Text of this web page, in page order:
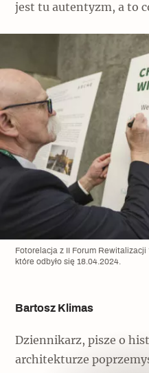
jest tu autentyzm, a to
Fotorelacja z II Forum Rewitalizacji
które odbyło się 18.04.2024.
Bartosz Klimas
Dziennikarz, pisze o
architekturze